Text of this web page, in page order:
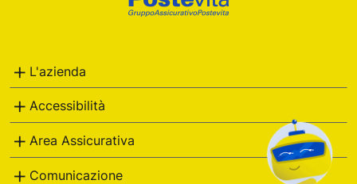
L'azienda
Accessibilità
Area Assicurativa
Comunicazione